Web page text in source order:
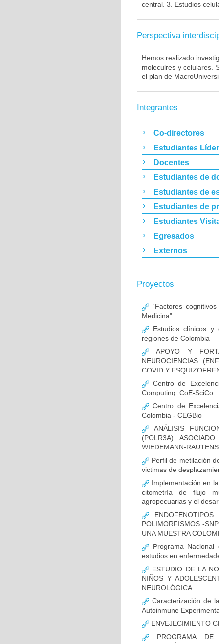
central. 3. Estudios
Perspectiva
Hemos realizado
moleculres y celulares.
el plan de
Integrantes
Co-directores
Estudiantes
Docentes
Estudiantes de
Estudiantes de
Estudiantes de
Estudiantes
Egresados
Externos
Proyectos
“Factores
Medicina"
Estudios clínicos y
regiones de Colombia
APOYO Y
NEUROCIENCIAS
COVID Y
Centro de
Computing: CoE-SciCo
Centro de
Colombia - CEGBio
ANÁLISIS
(POLR3A)
WIEDEMANN-
Perfil de metilación
victimas de
Implementación en
citometría de flujo
agropecuarias y el
POLIMORFISMOS -
UNA MUESTRA
Programa Nacional
estudios en
ESTUDIO DE LA
NIÑOS Y
NEUROLÓGICA.
Caracterización de
Autoinmune
ENVEJECIMIENTO
PROGRAMA DE